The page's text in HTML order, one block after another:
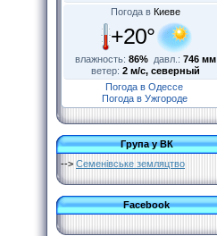
Погода в Киеве
+20°
влажность: 86% давл.: 746 мм
ветер: 2 м/с, северный
Погода в Одессе
Погода в Ужгороде
Група у ВК
--> Семенівське земляцтво
Facebook